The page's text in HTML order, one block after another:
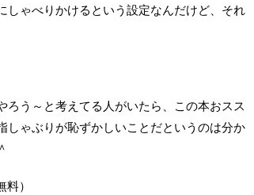
ゃべりかけるという設定なんだけど、それ
う～と考えてる人がいたら、この本おスス
しゃぶりが恥ずかしいことだというのは分か
）